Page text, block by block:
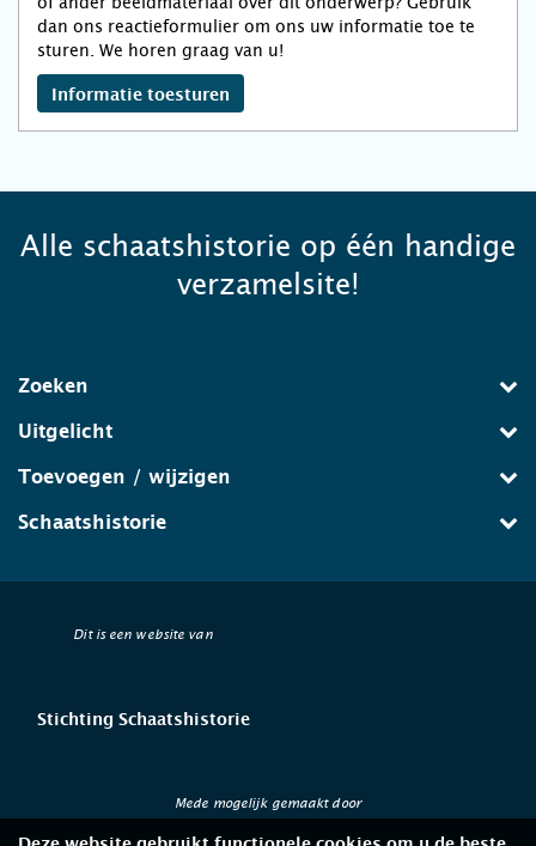
dan ons reactieformulier om ons uw informatie toe te
sturen. We horen graag van u!
Informatie toesturen
Alle schaatshistorie op één handige
verzamelsite!
Zoeken
Uitgelicht
Toevoegen / wijzigen
Schaatshistorie
Dit is een website van
Stichting Schaatshistorie
Mede mogelijk gemaakt door